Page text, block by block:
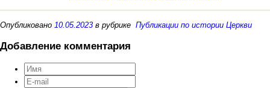
Опубликовано 10.05.2023 в рубрике Публикации по истории Церкви
Добавление комментария